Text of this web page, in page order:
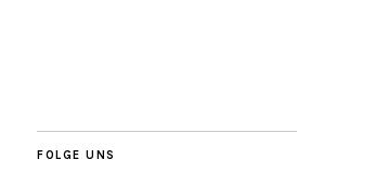
FOLGE UNS